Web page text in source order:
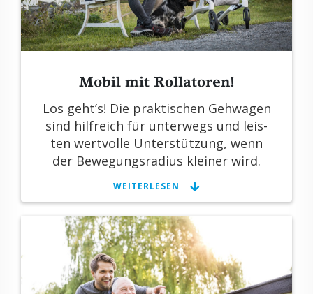
Mobil mit Rol­la­to­ren!
Los geht’s! Die prak­ti­schen Geh­wa­gen
sind hilf­reich für un­ter­wegs und leis­
ten wert­vol­le Un­ter­stüt­zung, wenn
der Be­we­gungs­ra­di­us klei­ner wird.
WEI­TER­LE­SEN